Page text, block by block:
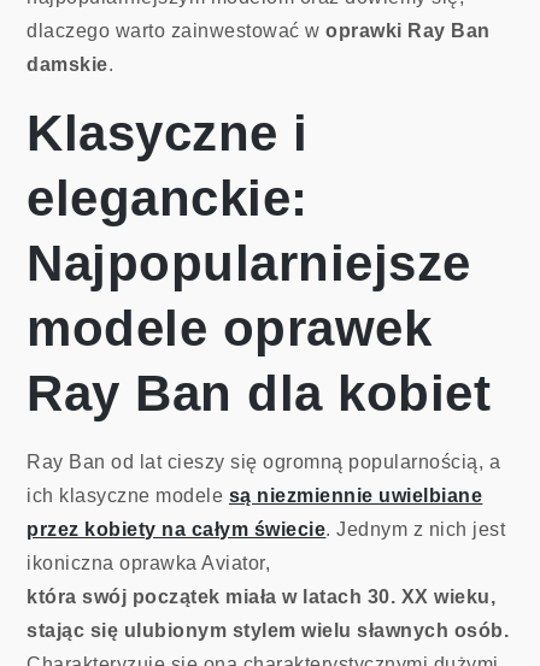
dlaczego warto zainwestować woprawki Ray Ban
damskie.
Klasyczne i
eleganckie:
Najpopularniejsze
modele oprawek
Ray Ban dla kobiet
Ray Ban od lat cieszy się ogromną popularnością, a
ich klasyczne modele są niezmiennie uwielbiane
przez kobiety na całym świecie. Jednym z nich jest
ikoniczna oprawka Aviator,
która swój początek miała w latach 30. XX wieku,
stając się ulubionym stylem wielu sławnych osób.